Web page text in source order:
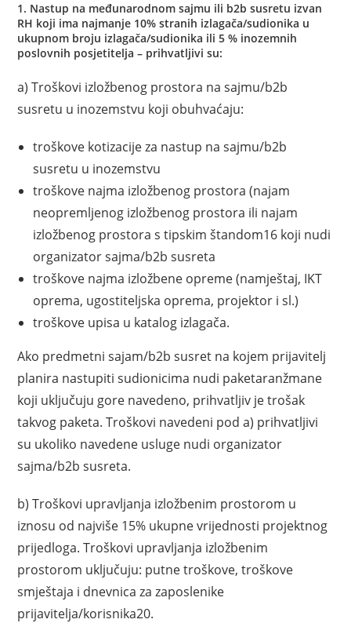
1. Nastup na međunarodnom sajmu ili b2b susretu izvan
RH koji ima najmanje 10% stranih izlagača/sudionika u
ukupnom broju izlagača/sudionika ili 5 % inozemnih
poslovnih posjetitelja – prihvatljivi su:
a) Troškovi izložbenog prostora na sajmu/b2b
susretu u inozemstvu koji obuhvaćaju:
troškove kotizacije za nastup na sajmu/b2b
susretu u inozemstvu
troškove najma izložbenog prostora (najam
neopremljenog izložbenog prostora ili najam
izložbenog prostora s tipskim štandom16 koji nudi
organizator sajma/b2b susreta
troškove najma izložbene opreme (namještaj, IKT
oprema, ugostiteljska oprema, projektor i sl.)
troškove upisa u katalog izlagača.
Ako predmetni sajam/b2b susret na kojem prijavitelj
planira nastupiti sudionicima nudi paketaranžmane
koji uključuju gore navedeno, prihvatljiv je trošak
takvog paketa. Troškovi navedeni pod a) prihvatljivi
su ukoliko navedene usluge nudi organizator
sajma/b2b susreta.
b) Troškovi upravljanja izložbenim prostorom u
iznosu od najviše 15% ukupne vrijednosti projektnog
prijedloga. Troškovi upravljanja izložbenim
prostorom uključuju: putne troškove, troškove
smještaja i dnevnica za zaposlenike
prijavitelja/korisnika20.